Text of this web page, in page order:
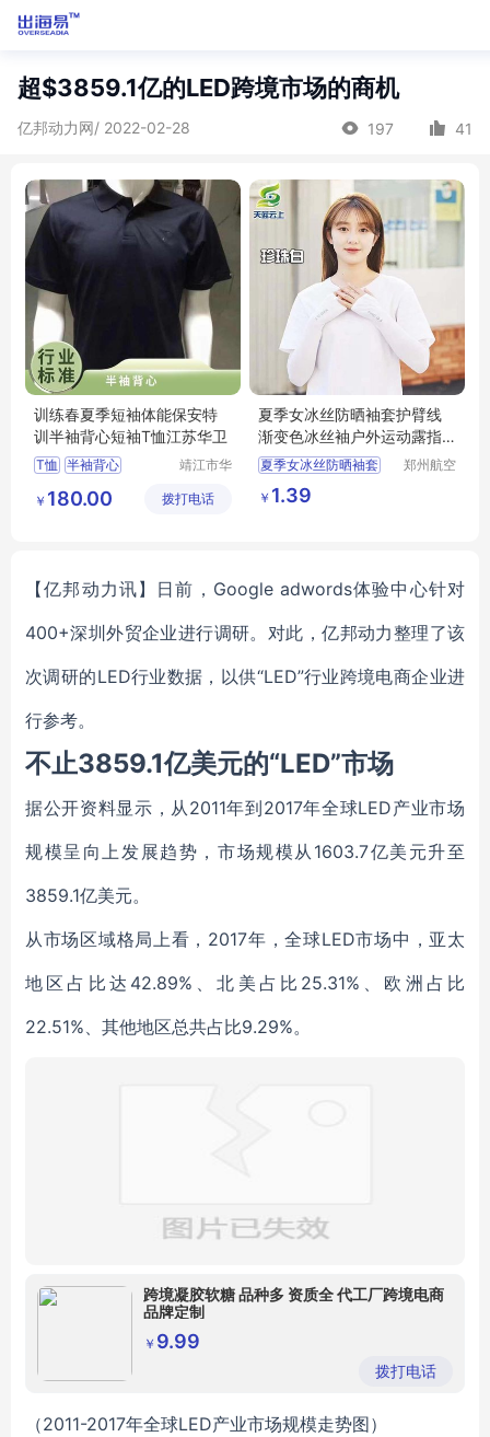
超$3859.1亿的LED跨境市场的商机
亿邦动力网/ 2022-02-28 197 41
训练春夏季短袖体能保安特
训半袖背心短袖T恤江苏华卫
T恤 半袖背心
靖江市华
技有限公
￥ 180.00 拨打电话
夏季女冰丝防晒袖套护臂线
渐变色冰丝袖户外运动露指
冰袖袖套批发
夏季女冰丝防晒袖套
护臂线渐变色
户外运动露指冰袖
郑州航空
￥ 1.39
【亿邦动力讯】日前，Google adwords体验中心针对
400+深圳外贸企业进行调研。对此，亿邦动力整理了该
次调研的LED行业数据，以供“LED”行业跨境电商企业进
行参考。
不止3859.1亿美元的“LED”市场
据公开资料显示，从2011年到2017年全球LED产业市场
规模呈向上发展趋势，市场规模从1603.7亿美元升至
3859.1亿美元。
从市场区域格局上看，2017年，全球LED市场中，亚太
地区占比达42.89%、北美占比25.31%、欧洲占比
22.51%、其他地区总共占比9.29%。
跨境凝胶软糖 品种多 资质全 代工厂跨境电商
品牌定制
￥ 9.99
拨打电话
（2011-2017年全球LED产业市场规模走势图）